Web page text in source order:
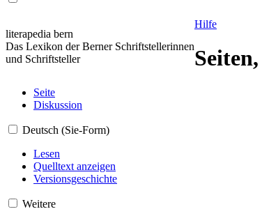
literapedia bern
Das Lexikon der Berner Schriftstellerinnen
und Schriftsteller
Hilfe
Seite
Diskussion
Deutsch (Sie-Form)
Lesen
Quelltext anzeigen
Versionsgeschichte
Weitere